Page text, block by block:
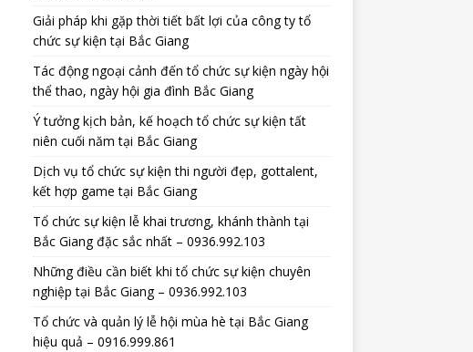
Giải pháp khi gặp thời tiết bất lợi của công ty tổ
chức sự kiện tại Bắc Giang
Tác động ngoại cảnh đến tổ chức sự kiện ngày hội
thể thao, ngày hội gia đình Bắc Giang
Ý tưởng kịch bản, kế hoạch tổ chức sự kiện tất
niên cuối năm tại Bắc Giang
Dịch vụ tổ chức sự kiện thi người đẹp, gottalent,
kết hợp game tại Bắc Giang
Tổ chức sự kiện lễ khai trương, khánh thành tại
Bắc Giang đặc sắc nhất – 0936.992.103
Những điều cần biết khi tổ chức sự kiện chuyên
nghiệp tại Bắc Giang – 0936.992.103
Tổ chức và quản lý lễ hội mùa hè tại Bắc Giang
hiệu quả – 0916.999.861